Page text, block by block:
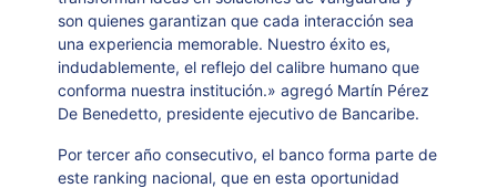
son quienes garantizan que cada interacción sea
una experiencia memorable. Nuestro éxito es,
indudablemente, el reflejo del calibre humano que
conforma nuestra institución.» agregó Martín Pérez
De Benedetto, presidente ejecutivo de Bancaribe.
Por tercer año consecutivo, el banco forma parte de
este ranking nacional, que en esta oportunidad